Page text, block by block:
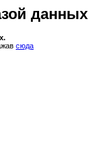
данных
сюда